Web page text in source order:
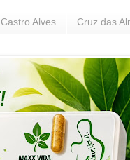
Castro Alves Cruz das